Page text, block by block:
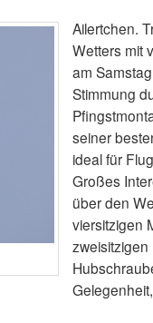
Ailertchen.
Wetters mit
am
Stimmung
seiner
ideal für
Großes
über den
viersitzigen